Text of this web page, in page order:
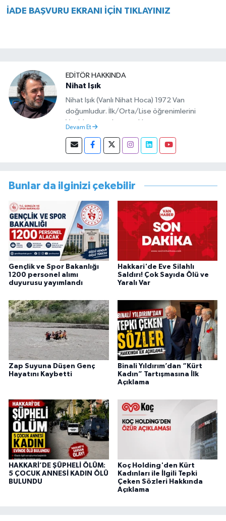
İADE BAŞVURU EKRANI İÇİN TIKLAYINIZ
EDITÖR HAKKINDA
Nihat Işık
Nihat Işık (Vanlı Nihat Hoca) 1972 Van
doğumludur. İlk/Orta/Lise öğrenimlerini
Van’da tamamlamıştır. Hacettepe mezunu
başlamıştır. Asteğmen olarak yaptığı vatani
görevi dönüşü Van Sosyal Hizmetler İl
görevini yürütürken istifa edip sosyal medyayı
tercih etmiştir.
Devam Et
Bunlar da ilginizi çekebilir
Gençlik ve Spor Bakanlığı
1200 personel alımı
duyurusu yayımlandı
Hakkari'de Eve Silahlı
Saldırı! Çok Sayıda Ölü ve
Yaralı Var
Zap Suyuna Düşen Genç
Hayatını Kaybetti
Binali Yıldırım’dan “Kürt
Kadın” Tartışmasına İlk
Açıklama
HAKKARİ’DE ŞÜPHELİ ÖLÜM:
5 ÇOCUK ANNESİ KADIN ÖLÜ
BULUNDU
Koç Holding'den Kürt
Kadınları ile İlgili Tepki
Çeken Sözleri Hakkında
Açıklama